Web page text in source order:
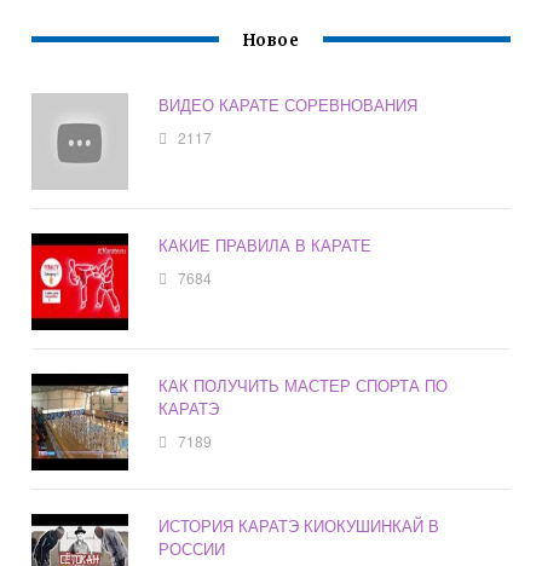
Новое
ВИДЕО КАРАТЕ СОРЕВНОВАНИЯ
2117
КАКИЕ ПРАВИЛА В КАРАТЕ
7684
КАК ПОЛУЧИТЬ МАСТЕР СПОРТА ПО
КАРАТЭ
7189
ИСТОРИЯ КАРАТЭ КИОКУШИНКАЙ В
РОССИИ